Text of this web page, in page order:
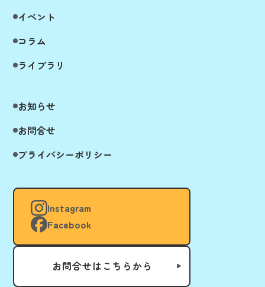
イベント
コラム
ライブラリ
お知らせ
お問合せ
プライバシーポリシー
Instagram
Facebook
お問合せはこちらから